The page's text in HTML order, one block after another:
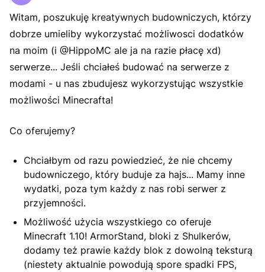
Witam, poszukuję kreatywnych budowniczych, którzy
dobrze umieliby wykorzystać możliwosci dodatków
na moim (i @HippoMC ale ja na razie płacę xd)
serwerze... Jeśli chciałeś budować na serwerze z
modami - u nas zbudujesz wykorzystując wszystkie
możliwości Minecrafta!
Co oferujemy?
Chciałbym od razu powiedzieć, że nie chcemy
budowniczego, który buduje za hajs... Mamy inne
wydatki, poza tym każdy z nas robi serwer z
przyjemności.
Możliwość użycia wszystkiego co oferuje
Minecraft 1.10! ArmorStand, bloki z Shulkerów,
dodamy też prawie każdy blok z dowolną teksturą
(niestety aktualnie powodują spore spadki FPS,